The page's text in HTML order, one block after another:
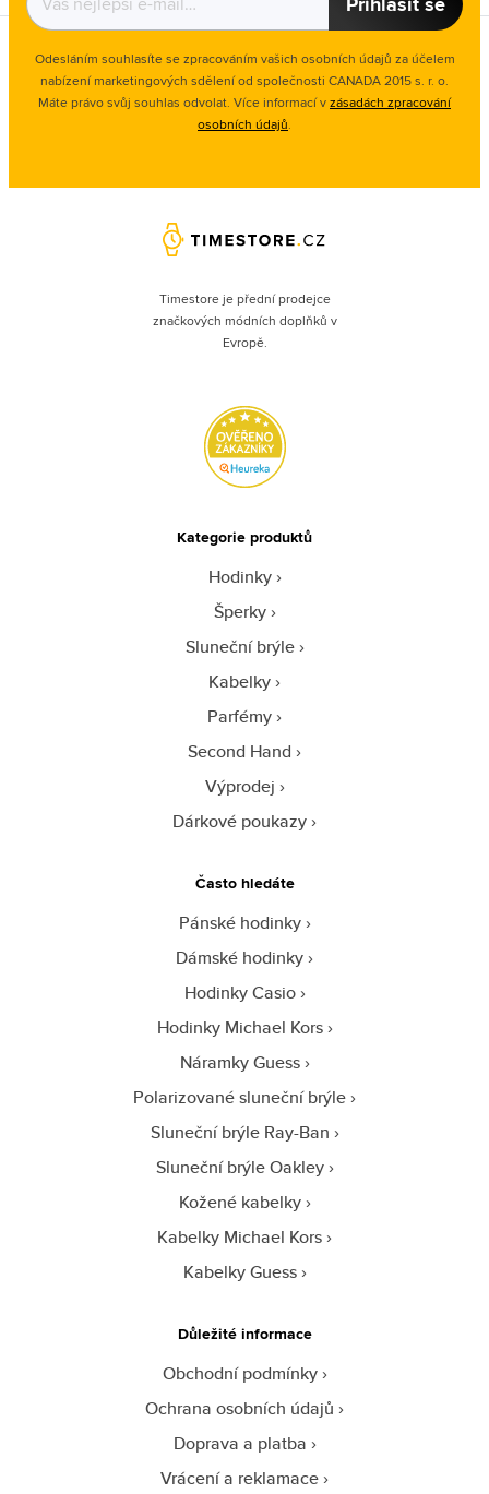
Odesláním souhlasíte se zpracováním vašich osobních údajů za účelem
nabízení marketingových sdělení od společnosti CANADA 2015 s. r. o.
Máte právo svůj souhlas odvolat. Více informací vzásadách zpracování
osobních údajů.
Timestore je přední prodejce
značkových módních doplňků v
Evropě.
Kategorie produktů
Hodinky
Šperky
Sluneční brýle
Kabelky
Parfémy
Second Hand
Výprodej
Dárkové poukazy
Často hledáte
Pánské hodinky
Dámské hodinky
Hodinky Casio
Hodinky Michael Kors
Náramky Guess
Polarizované sluneční brýle
Sluneční brýle Ray-Ban
Sluneční brýle Oakley
Kožené kabelky
Kabelky Michael Kors
Kabelky Guess
Důležité informace
Obchodní podmínky
Ochrana osobních údajů
Doprava a platba
Vrácení a reklamace